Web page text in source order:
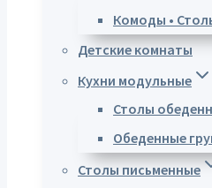
Комоды •
Детские комнаты
Кухни модульные
Столы
Обеденные
Столы письменные